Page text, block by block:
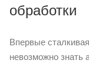
обработки
Впервые
невозможно знать